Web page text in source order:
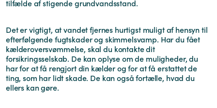
tilfælde af stigende grundvandsstand.
Det er vigtigt, at vandet fjernes hurtigst muligt af hensyn til
efterfølgende fugtskader og skimmelsvamp. Har du fået
kælderoversvømmelse, skal du kontakte dit
forsikringsselskab. De kan oplyse om de muligheder, du
har for at få rengjort din kælder og for at få erstattet de
ting, som har lidt skade. De kan også fortælle, hvad du
ellers kan gøre.